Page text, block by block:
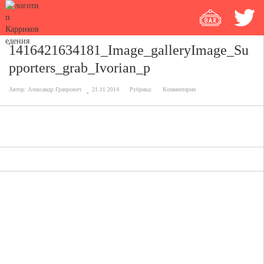
1416421634181_Image_galleryImage_Su
pporters_grab_Ivorian_p
Автор: Александр Граирович 21.11.2014 Рубрика: Комментарии